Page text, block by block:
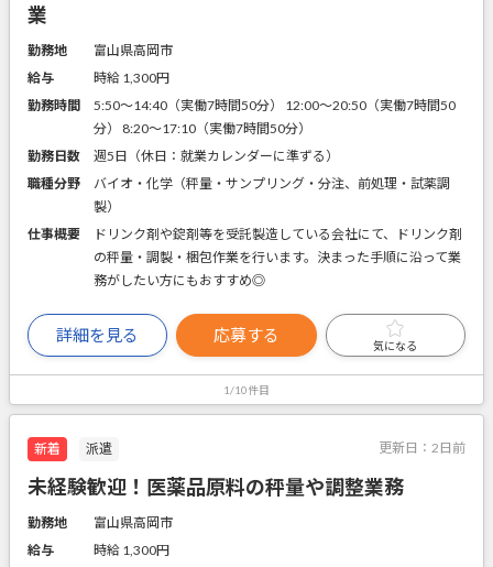
業
勤務地
富山県高岡市
給与
時給 1,300円
勤務時間
5:50～14:40（実働7時間50分） 12:00～20:50（実働7時間50
分） 8:20～17:10（実働7時間50分）
勤務日数
週5日（休日：就業カレンダーに準ずる）
職種分野
バイオ・化学（秤量・サンプリング・分注、前処理・試薬調
製）
仕事概要
ドリンク剤や錠剤等を受託製造している会社にて、ドリンク剤
の秤量・調製・梱包作業を行います。決まった手順に沿って業
務がしたい方にもおすすめ◎
詳細を見る 応募する
気になる
1/10件目
新着 派遣 更新日： 2日前
未経験歓迎！医薬品原料の秤量や調整業務
勤務地
富山県高岡市
給与
時給 1,300円